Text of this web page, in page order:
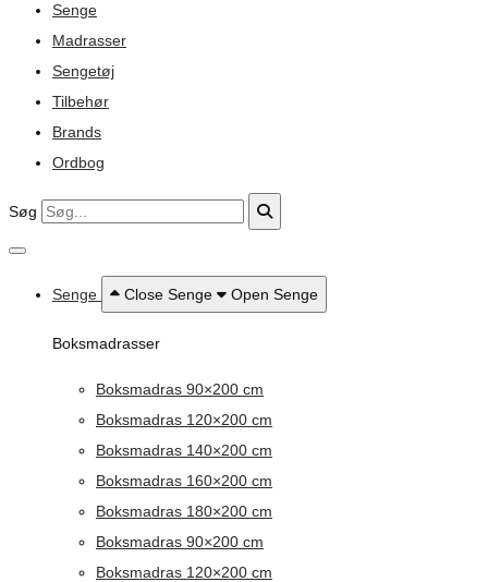
Senge
Madrasser
Sengetøj
Tilbehør
Brands
Ordbog
Søg
Senge Close Senge Open Senge
Boksmadrasser
Boksmadras 90×200 cm
Boksmadras 120×200 cm
Boksmadras 140×200 cm
Boksmadras 160×200 cm
Boksmadras 180×200 cm
Boksmadras 90×200 cm
Boksmadras 120×200 cm